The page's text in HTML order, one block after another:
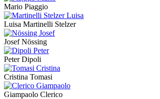
Mario Piaggio
Luisa Martinelli Stelzer
Josef Nössing
Peter Dipoli
Cristina Tomasi
Giampaolo Clerico